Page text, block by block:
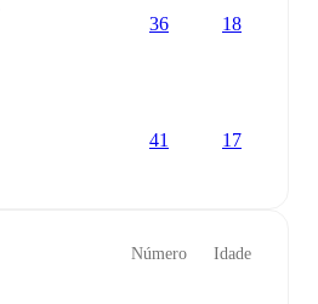
36 18
41 17
Número Idade